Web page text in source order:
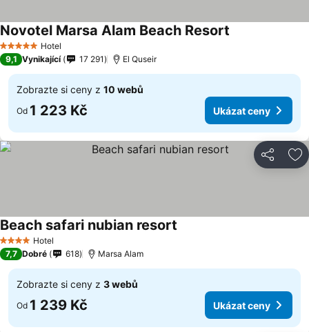
5 Počet hvězdiček
Hotel
Novotel Marsa Alam Beach Resort
9,1 Vynikající 17 291 El Quseir
Zobrazte si ceny z 10 webů
Od 1 223 Kč Ukázat ceny
Sdílet
4 Počet hvězdiček
Hotel
Beach safari nubian resort
7,7 Dobré 618 Marsa Alam
Zobrazte si ceny z 3 webů
Od 1 239 Kč Ukázat ceny